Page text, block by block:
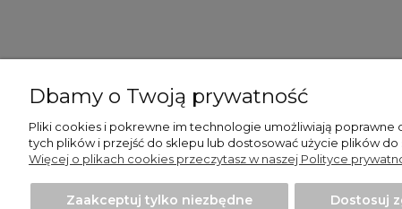
Dbamy o Twoją prywatność
Pliki cookies i pokrewne im technologie umożliwiają poprawne
tych plików i przejść do sklepu lub dostosować użycie plików
Więcej o plikach cookies przeczytasz w naszej Polityce
Zaakceptuj tylko niezbędne Dostosuj